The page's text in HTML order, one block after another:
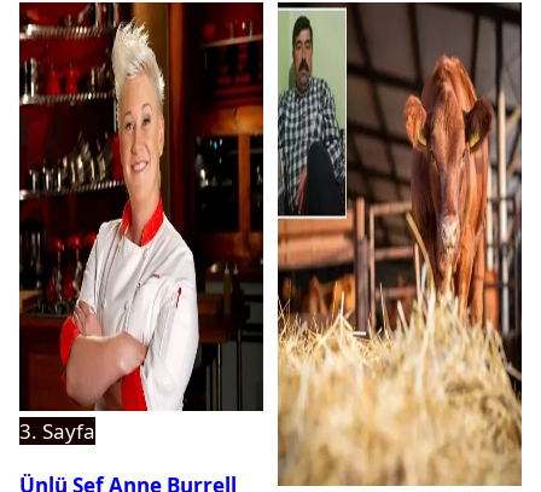
3. Sayfa
Ünlü Şef Anne Burrell